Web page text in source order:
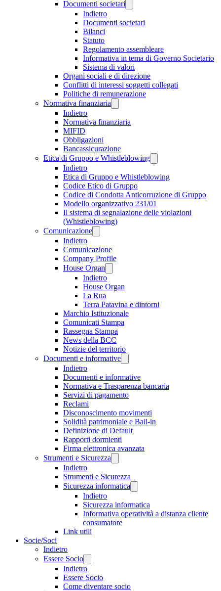
Documenti societari
Indietro
Documenti societari
Bilanci
Statuto
Regolamento assembleare
Informativa in tema di Governo Societario
Sistema di valori
Organi sociali e di direzione
Conflitti di interessi soggetti collegati
Politiche di remunerazione
Normativa finanziaria
Indietro
Normativa finanziaria
MIFID
Obbligazioni
Bancassicurazione
Etica di Gruppo e Whistleblowing
Indietro
Etica di Gruppo e Whistleblowing
Codice Etico di Gruppo
Codice di Condotta Anticorruzione di Gruppo
Modello organizzativo 231/01
Il sistema di segnalazione delle violazioni
(Whistleblowing)
Comunicazione
Indietro
Comunicazione
Company Profile
House Organ
Indietro
House Organ
La Rua
Terra Patavina e dintorni
Marchio Istituzionale
Comunicati Stampa
Rassegna Stampa
News della BCC
Notizie del territorio
Documenti e informative
Indietro
Documenti e informative
Normativa e Trasparenza bancaria
Servizi di pagamento
Reclami
Disconoscimento movimenti
Solidità patrimoniale e Bail-in
Definizione di Default
Rapporti dormienti
Firma elettronica avanzata
Strumenti e Sicurezza
Indietro
Strumenti e Sicurezza
Sicurezza informatica
Indietro
Sicurezza informatica
Informativa operatività a distanza cliente
consumatore
Link utili
Socie/Soci
Indietro
Essere Socio
Indietro
Essere Socio
Come diventare socio